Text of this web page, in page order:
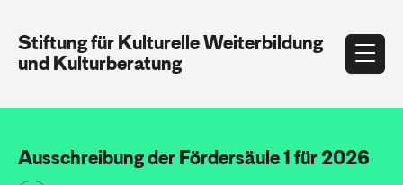
Stiftung für Kulturelle Weiterbildung
und Kulturberatung
Ausschreibung der Fördersäule 1 für 2026